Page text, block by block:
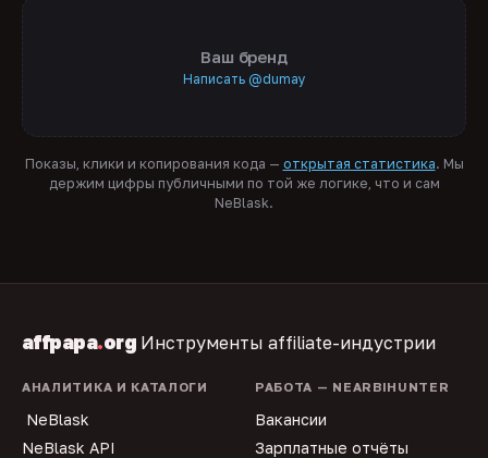
Ваш бренд
Написать @dumay
Показы, клики и копирования кода — открытая статистика. Мы
держим цифры публичными по той же логике, что и сам
NeBlask.
affpapa.org Инструменты affiliate-индустрии
АНАЛИТИКА И КАТАЛОГИ
NeBlask
NeBlask API
РАБОТА — NEARBIHUNTER
Вакансии
Зарплатные отчёты